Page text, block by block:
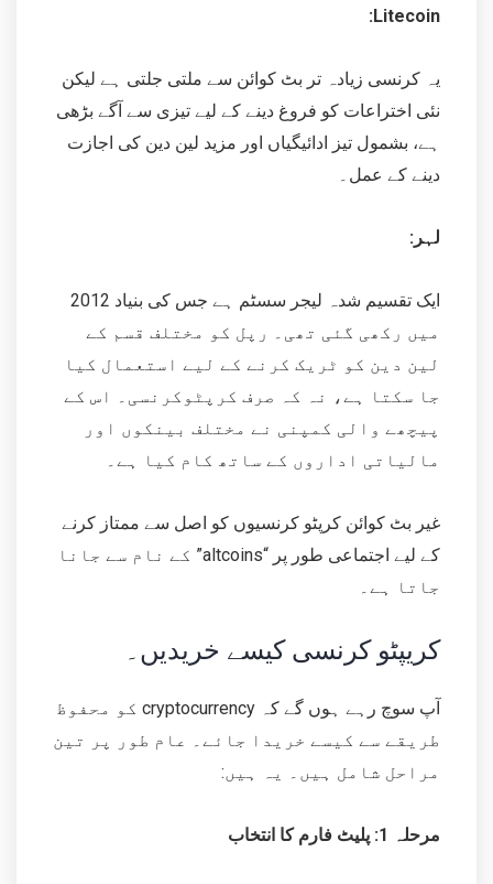
:Litecoin
یہ کرنسی زیادہ تر بٹ کوائن سے ملتی جلتی ہے لیکن
نئی اختراعات کو فروغ دینے کے لیے تیزی سے آگے بڑھی
ہے، بشمول تیز ادائیگیاں اور مزید لین دین کی اجازت
دینے کے عمل۔
لہر:
ایک تقسیم شدہ لیجر سسٹم ہے جس کی بنیاد 2012
میں رکھی گئی تھی۔ رپل کو مختلف قسم کے
لین دین کو ٹریک کرنے کے لیے استعمال کیا
جا سکتا ہے، نہ کہ صرف کرپٹوکرنسی۔ اس کے
پیچھے والی کمپنی نے مختلف بینکوں اور
مالیاتی اداروں کے ساتھ کام کیا ہے۔
غیر بٹ کوائن کرپٹو کرنسیوں کو اصل سے ممتاز کرنے
کے لیے اجتماعی طور پر “altcoins” کے نام سے جانا
جاتا ہے۔
کریپٹو کرنسی کیسے خریدیں۔
آپ سوچ رہے ہوں گے کہ cryptocurrency کو محفوظ
طریقے سے کیسے خریدا جائے۔ عام طور پر تین
مراحل شامل ہیں۔ یہ ہیں:
مرحلہ 1: پلیٹ فارم کا انتخاب